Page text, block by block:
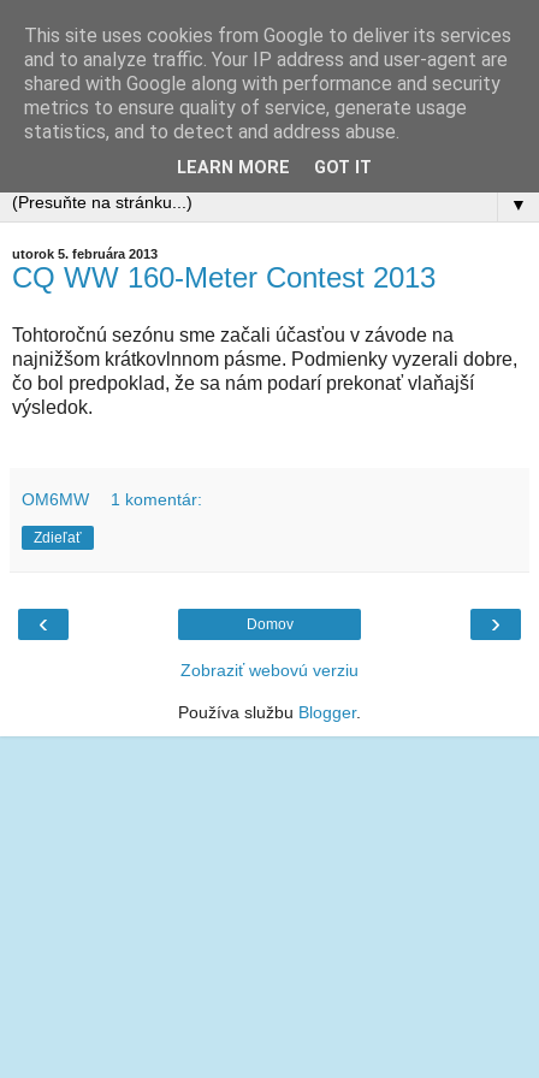
OM4Q - Rádioklub Manín
OM3RRC, OM3ROM, OM3KNS, OM3RDX
QTH: Považská Bystrica, Slovakia
▼
utorok 5. februára 2013
CQ WW 160-Meter Contest 2013
Tohtoročnú sezónu sme začali účasťou v závode na
najnižšom krátkovlnnom pásme. Podmienky vyzerali dobre,
čo bol predpoklad, že sa nám podarí prekonať vlaňajší
výsledok.
OM6MW 1 komentár:
Zdieľať
‹ ›
Domov
Zobraziť webovú verziu
Používa službu Blogger.
This site uses cookies from Google to deliver its services
and to analyze traffic. Your IP address and user-agent are
shared with Google along with performance and security
metrics to ensure quality of service, generate usage
statistics, and to detect and address abuse.
LEARN MORE GOT IT